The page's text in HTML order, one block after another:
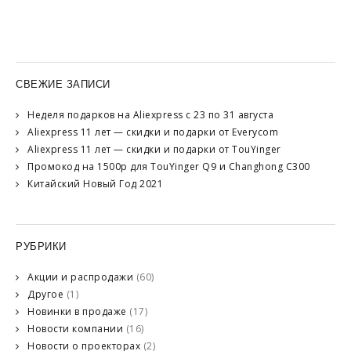
СВЕЖИЕ ЗАПИСИ
Неделя подарков на Aliexpress с 23 по 31 августа
Aliexpress 11 лет — скидки и подарки от Everycom
Aliexpress 11 лет — скидки и подарки от TouYinger
Промокод на 1500р для TouYinger Q9 и Changhong C300
Китайский Новый Год 2021
РУБРИКИ
Акции и распродажи (60)
Другое (1)
Новинки в продаже (17)
Новости компании (16)
Новости о проекторах (2)